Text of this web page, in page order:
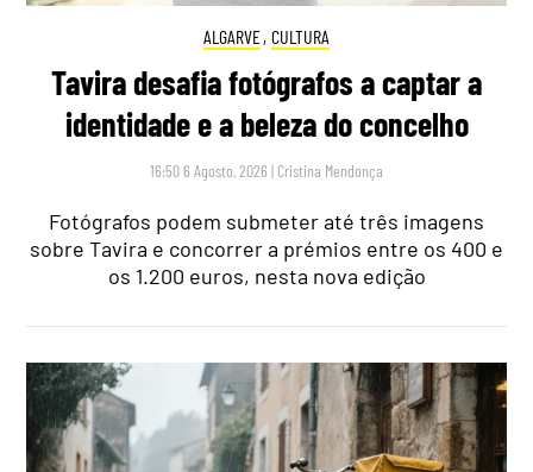
ALGARVE, CULTURA
Tavira desafia fotógrafos a captar a
identidade e a beleza do concelho
16:50 6 Agosto, 2026 | Cristina Mendonça
Fotógrafos podem submeter até três imagens
sobre Tavira e concorrer a prémios entre os 400 e
os 1.200 euros, nesta nova edição